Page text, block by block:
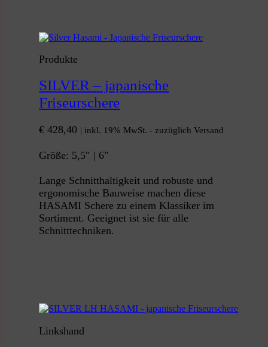
Produkte
SILVER – japanische
Friseurschere
€ 428,40 | inkl. 19% MwSt. - zuzüglich Versand
Größe: 5,5″ | 6"
Lange Schnitthaltigkeit und robuste und
ergonomische Bauweise machen diese
HASAMI Schere zu einem Klassiker im
Sortiment. Geeignet ist sie für alle
Schnitttechniken.
Linkshand